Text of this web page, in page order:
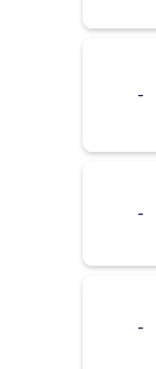
-
-
-